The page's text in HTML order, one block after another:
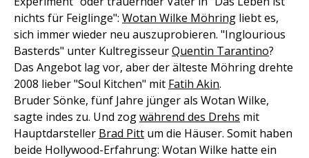
nichts für Feiglinge": Wotan Wilke Möhring liebt es,
sich immer wieder neu auszuprobieren. "Inglourious
Basterds" unter KultregisseurQuentin Tarantino?
Das Angebot lag vor, aber der älteste Möhring drehte
2008 lieber "Soul Kitchen" mit Fatih Akin.
Bruder Sönke, fünf Jahre jünger als Wotan Wilke,
sagte indes zu. Und zogwährend des Drehs mit
Hauptdarsteller Brad Pitt um die Häuser. Somit haben
beide Hollywood-Erfahrung: Wotan Wilke hatte ein